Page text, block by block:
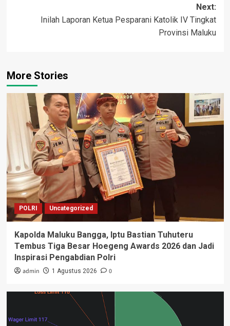
Next:
Inilah Laporan Ketua Pesparani Katolik IV Tingkat
Provinsi Maluku
More Stories
POLRI Uncategorized
Kapolda Maluku Bangga, Iptu Bastian Tuhuteru
Tembus Tiga Besar Hoegeng Awards 2026 dan Jadi
Inspirasi Pengabdian Polri
admin 1 Agustus 2026 0